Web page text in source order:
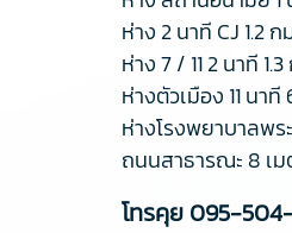
ห่าง 2 นาที CJ 1.2 ก
ห่าง 7 / 11 2 นาที
ห่างตัวเมือง 11 นาที
ห่างโรงพยาบาลพร
ถนนสาธารณะ 8 เ
โทรคุย 095-